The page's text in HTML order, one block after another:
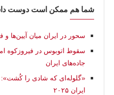
شما هم ممکن است دوست
سحور در ایران میان آیین‌ها
سقوط اتوبوس در فیروزکوه
جاده‌های ایران
«گلوله‌ای که شادی را
ایران ۲۰۲۵